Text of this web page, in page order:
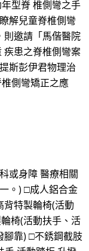
型脊 椎側彎之手
解兒童脊椎側彎
則邀請「馬偕醫院
疾患之脊椎側彎案
斯彭伊君物理治
側彎矯正之應
或身障 醫療相關
。) □成人鋁合金
特製輪椅(活動
椅(活動扶手、活
腳靠) □不銹鋼截肢